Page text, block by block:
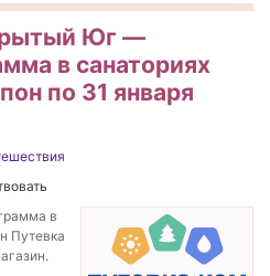
Юг —
в санаториях
по 31 января
в
Путевка